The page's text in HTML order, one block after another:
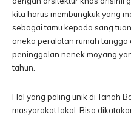
kita harus membungkuk yang
sebagai tamu kepada sang
aneka peralatan rumah
peninggalan nenek moyang
tahun.
Hal yang paling unik di Tanah
masyarakat lokal. Bisa